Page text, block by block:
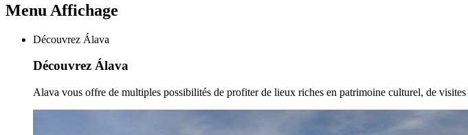
Menu Affichage
Découvrez Álava
Découvrez Álava
Alava vous offre de multiples possibilités de profiter de lieux riches en patrimoine culturel, de